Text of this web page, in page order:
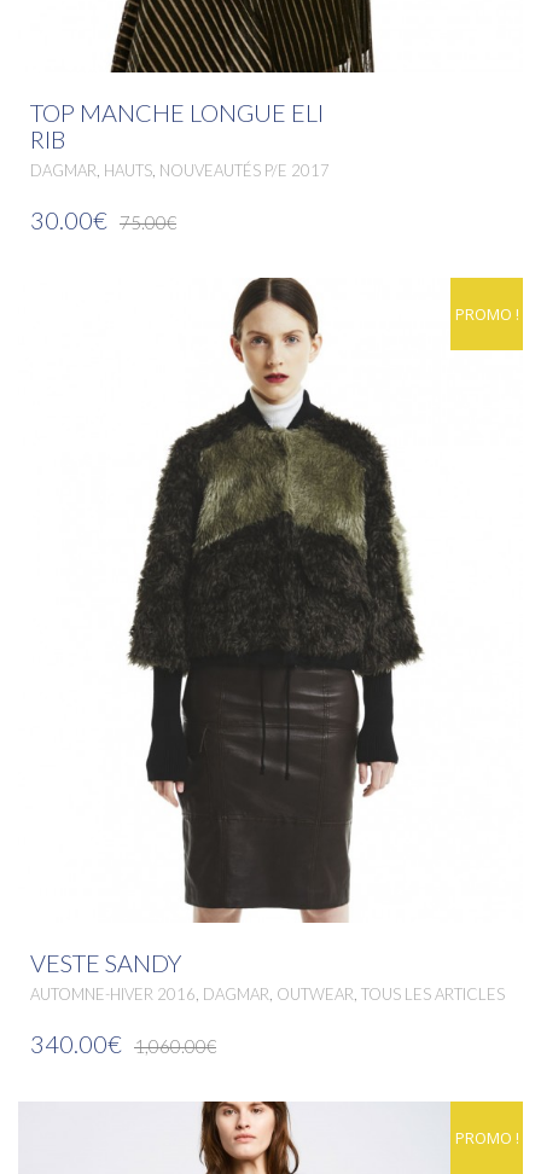
TOP MANCHE LONGUE ELI
RIB
DAGMAR HAUTS NOUVEAUTÉS P/E 2017
75.00€
30.00€
PROMO !
VESTE SANDY
AUTOMNE-HIVER 2016 DAGMAR OUTWEAR TOUS LES ARTICLES
1,060.00€
340.00€
PROMO !